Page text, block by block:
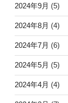
2024年9月 (5)
2024年8月 (4)
2024年7月 (6)
2024年5月 (5)
2024年4月 (4)